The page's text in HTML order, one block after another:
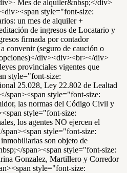
Mes de alquiler&nbsp;</div>
style="font-size:
un mes de alquiler +
de ingresos de Locatario y
firmada por contador
convenir (seguro de caución o
div><div><br></div>
provinciales vigentes que
style="font-size:
25.028, Ley 22.802 de Lealtad
span><span style="font-size:
las normas del Código Civil y
style="font-size:
los agentes NO ejercen el
style="font-size:
son objeto de
span><span style="font-size:
Gonzalez, Martillero y Corredor
style="font-size: